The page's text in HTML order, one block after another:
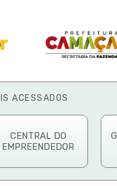
ACESSADOS
CENTRAL DO
EMPREENDEDOR